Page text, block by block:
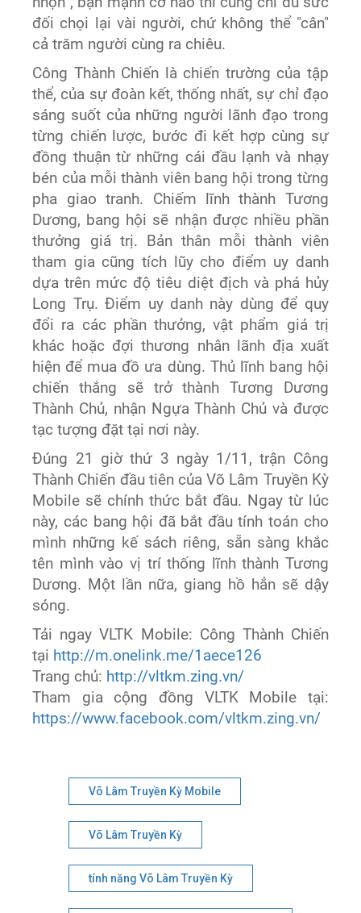
đối chọi lại vài người, chứ không thể "cân"
cả trăm người cùng ra chiêu.
Công Thành Chiến là chiến trường của tập
thể, của sự đoàn kết, thống nhất, sự chỉ đạo
sáng suốt của những người lãnh đạo trong
từng chiến lược, bước đi kết hợp cùng sự
đồng thuận từ những cái đầu lạnh và nhạy
bén của mỗi thành viên bang hội trong từng
pha giao tranh. Chiếm lĩnh thành Tương
Dương, bang hội sẽ nhận được nhiều phần
thưởng giá trị. Bản thân mỗi thành viên
tham gia cũng tích lũy cho điểm uy danh
dựa trên mức độ tiêu diệt địch và phá hủy
Long Trụ. Điểm uy danh này dùng để quy
đổi ra các phần thưởng, vật phẩm giá trị
khác hoặc đợi thương nhân lãnh địa xuất
hiện để mua đồ ưa dùng. Thủ lĩnh bang hội
chiến thắng sẽ trở thành Tương Dương
Thành Chủ, nhận Ngựa Thành Chủ và được
tạc tượng đặt tại nơi này.
Đúng 21 giờ thứ 3 ngày 1/11, trận Công
Thành Chiến đầu tiên của Võ Lâm Truyền Kỳ
Mobile sẽ chính thức bắt đầu. Ngay từ lúc
này, các bang hội đã bắt đầu tính toán cho
mình những kế sách riêng, sẵn sàng khắc
tên mình vào vị trí thống lĩnh thành Tương
Dương. Một lần nữa, giang hồ hẳn sẽ dậy
sóng.
Tải ngay VLTK Mobile: Công Thành Chiến
tại http://m.onelink.me/1aece126
Trang chủ: http://vltkm.zing.vn/
Tham gia cộng đồng VLTK Mobile tại:
https://www.facebook.com/vltkm.zing.vn/
Võ Lâm Truyền Kỳ Mobile
Võ Lâm Truyền Kỳ
tính năng Võ Lâm Truyền Kỳ